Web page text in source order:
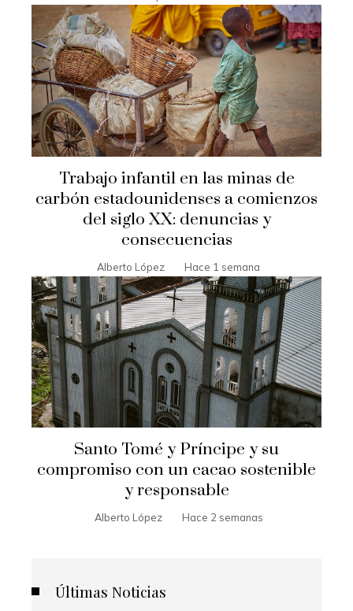
Trabajo infantil en las minas de
carbón estadounidenses a comienzos
del siglo XX: denuncias y
consecuencias
Alberto López Hace 1 semana
Santo Tomé y Príncipe y su
compromiso con un cacao sostenible
y responsable
Alberto López Hace 2 semanas
Últimas Noticias